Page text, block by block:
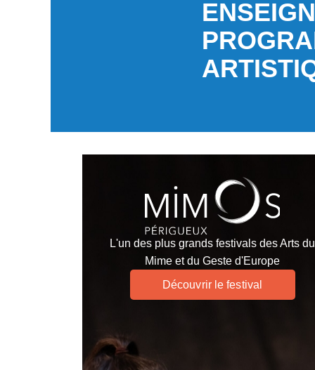
L'un des plus grands festivals des Arts du
Mime et du Geste d'Europe
Découvrir le festival